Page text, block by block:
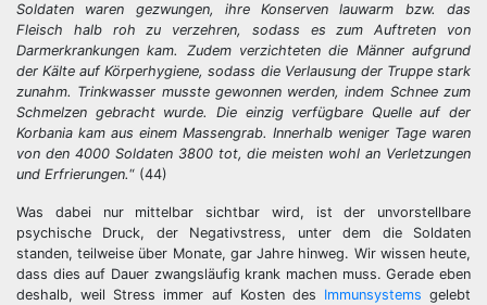
Soldaten waren gezwungen, ihre Konserven lauwarm bzw. das
Fleisch halb roh zu verzehren, sodass es zum Auftreten von
Darmerkrankungen kam. Zudem verzichteten die Männer aufgrund
der Kälte auf Körperhygiene, sodass die Verlausung der Truppe stark
zunahm. Trinkwasser musste gewonnen werden, indem Schnee zum
Schmelzen gebracht wurde. Die einzig verfügbare Quelle auf der
Korbania kam aus einem Massengrab. Innerhalb weniger Tage waren
von den 4000 Soldaten 3800 tot, die meisten wohl an Verletzungen
und Erfrierungen.“ (44)
Was dabei nur mittelbar sichtbar wird, ist der unvorstellbare
psychische Druck, der Negativstress, unter dem die Soldaten
standen, teilweise über Monate, gar Jahre hinweg. Wir wissen heute,
dass dies auf Dauer zwangsläufig krank machen muss. Gerade eben
deshalb, weil Stress immer auf Kosten des Immunsystems gelebt